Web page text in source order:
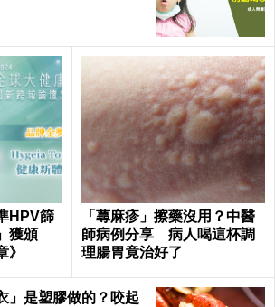
HPV篩
獲頒
》
「蕁麻疹」擦藥沒用？中醫
師病例分享 病人喝這杯調
理腸胃竟治好了
」是塑膠做的？咬起